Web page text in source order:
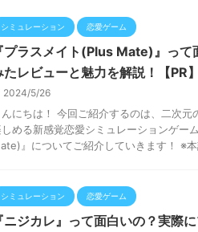
シミュレーション 恋愛ゲーム
プラスメイト(Plus Mate)』って
たレビューと魅力を解説！【PR】
2024/5/26
にちは！ 今回ご紹介するのは、二次
める新感覚恋愛シミュレーションゲー
』についてご紹介していきます！ ※
シミュレーション 恋愛ゲーム
ニジカレ』って面白いの？実際